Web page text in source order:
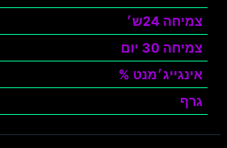
צמיחה 24ש׳
צמיחה 30 יום
אינגייג׳מנט %
גרף